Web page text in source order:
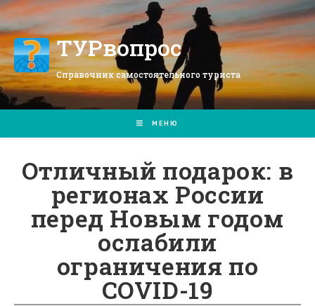
Перейти
к
содержимомуТУРвопрос
Справочник самостоятельного туриста
МЕНЮ
Отличный подарок: в
регионах России
перед Новым годом
ослабили
ограничения по
COVID-19